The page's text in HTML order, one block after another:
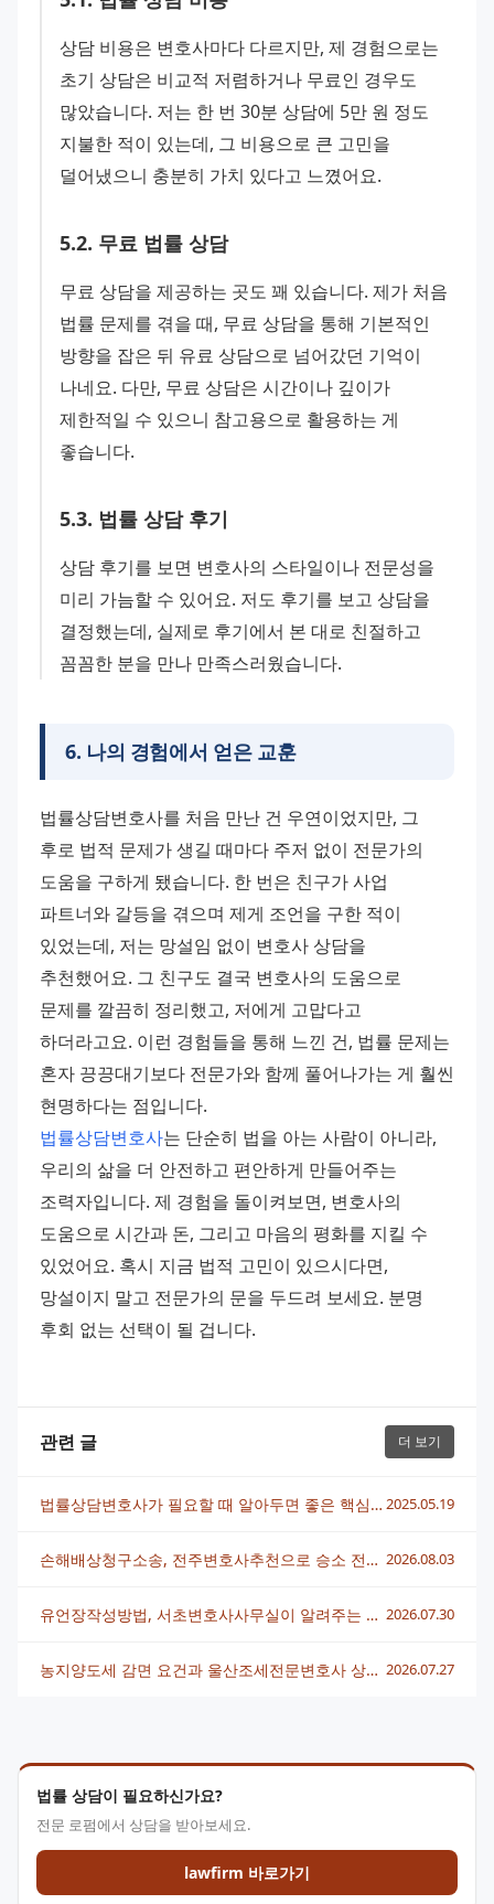
법률 상담이 필요하신가요?
전문 로펌에서 상담을 받아보세요.
lawfirm 바로가기
상담 비용은 변호사마다 다르지만, 제 경험으로는
초기 상담은 비교적 저렴하거나 무료인 경우도
많았습니다. 저는 한 번 30분 상담에 5만 원 정도
지불한 적이 있는데, 그 비용으로 큰 고민을
덜어냈으니 충분히 가치 있다고 느꼈어요.
5.2. 무료 법률 상담
무료 상담을 제공하는 곳도 꽤 있습니다. 제가 처음
법률 문제를 겪을 때, 무료 상담을 통해 기본적인
방향을 잡은 뒤 유료 상담으로 넘어갔던 기억이
나네요. 다만, 무료 상담은 시간이나 깊이가
제한적일 수 있으니 참고용으로 활용하는 게
좋습니다.
5.3. 법률 상담 후기
상담 후기를 보면 변호사의 스타일이나 전문성을
미리 가늠할 수 있어요. 저도 후기를 보고 상담을
결정했는데, 실제로 후기에서 본 대로 친절하고
꼼꼼한 분을 만나 만족스러웠습니다.
6. 나의 경험에서 얻은 교훈
법률상담변호사를 처음 만난 건 우연이었지만, 그
후로 법적 문제가 생길 때마다 주저 없이 전문가의
도움을 구하게 됐습니다. 한 번은 친구가 사업
파트너와 갈등을 겪으며 제게 조언을 구한 적이
있었는데, 저는 망설임 없이 변호사 상담을
추천했어요. 그 친구도 결국 변호사의 도움으로
문제를 깔끔히 정리했고, 저에게 고맙다고
하더라고요. 이런 경험들을 통해 느낀 건, 법률 문제는
혼자 끙끙대기보다 전문가와 함께 풀어나가는 게 훨씬
현명하다는 점입니다.
법률상담변호사는 단순히 법을 아는 사람이 아니라,
우리의 삶을 더 안전하고 편안하게 만들어주는
조력자입니다. 제 경험을 돌이켜보면, 변호사의
도움으로 시간과 돈, 그리고 마음의 평화를 지킬 수
있었어요. 혹시 지금 법적 고민이 있으시다면,
망설이지 말고 전문가의 문을 두드려 보세요. 분명
후회 없는 선택이 될 겁니다.
관련 글 더 보기
법률상담변호사가 필요할 때 알아두면 좋은 핵심 포인트 2025.05.19
손해배상청구소송, 전주변호사추천으로 승소 전략 세우는 법 2026.08.03
유언장작성방법, 서초변호사사무실이 알려주는 핵심 정리 2026.07.30
농지양도세 감면 요건과 울산조세전문변호사 상담 전략 총정리 2026.07.27